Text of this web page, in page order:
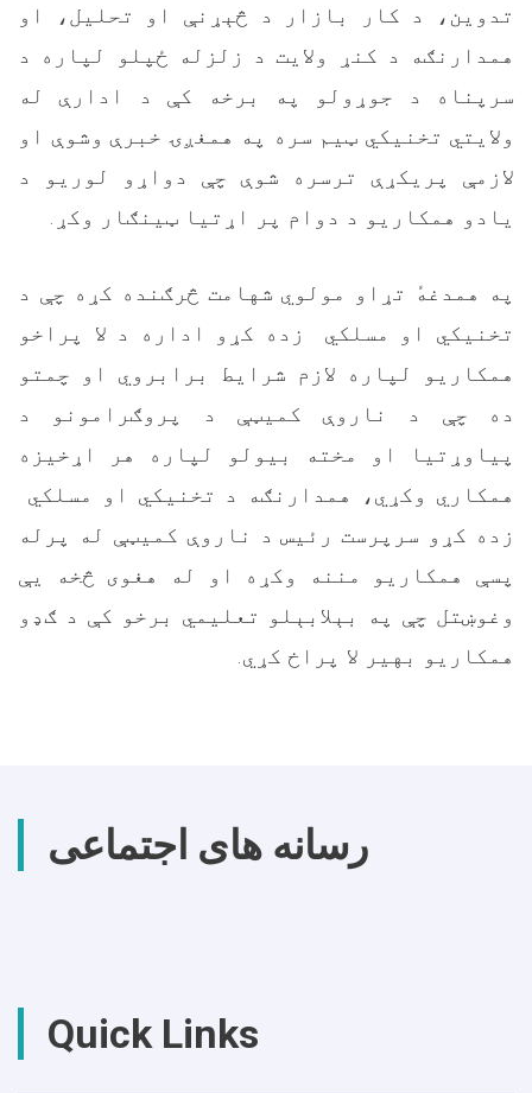
تدوین، د کار بازار د څېړنې او تحلیل، او
همدارنګه د کنړ ولایت د زلزله‌ ځپلو لپاره د
سرپناه د جوړولو په برخه کې د ادارې له
ولایتي تخنیکي ټیم سره په همغږۍ خبرې وشوې او
لازمې پریکړې ترسره شوې چې دواړو لوریو د
یادو همکاریو د دوام پر اړتیا ټینګار وکړ.
په همدغهٔ تړاو مولوي شهامت څرګنده کړه چې د
تخنیکي او مسلکي زده کړو اداره د لا پراخو
همکاریو لپاره لازم شرایط برابروي او چمتو
ده چې د ناروې کمیټې د پروګرامونو د
پیاوړتیا او مخته ‌بیولو لپاره هر اړخیزه
همکاري وکړي، همدارنګه د تخنیکي او مسلکي
زده کړو سرپرست رئیس د ناروې کمیټې له پرله
‌پسې همکاریو مننه وکړه او له هغوی څخه یې
وغوښتل چې په بېلابېلو تعلیمي برخو کې د ګډو
همکاریو بهیر لا پراخ کړي.
رسانه های اجتماعی
Quick Links